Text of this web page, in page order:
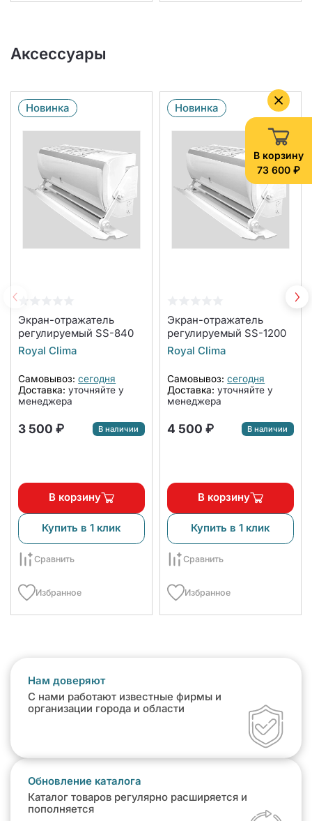
В корзину
73 600 ₽
Аксессуары
Новинка
Экран-отражатель
регулируемый SS-840
Royal Clima
Самовывоз: сегодня
Доставка: уточняйте у
менеджера
3 500 ₽ В наличии
В корзину
Купить в 1 клик
Сравнить
Избранное
Новинка
Экран-отражатель
регулируемый SS-1200
Royal Clima
Самовывоз: сегодня
Доставка: уточняйте у
менеджера
4 500 ₽ В наличии
В корзину
Купить в 1 клик
Сравнить
Избранное
Нам доверяют
С нами работают известные фирмы и
организации города и области
Обновление каталога
Каталог товаров регулярно расширяется и
пополняется